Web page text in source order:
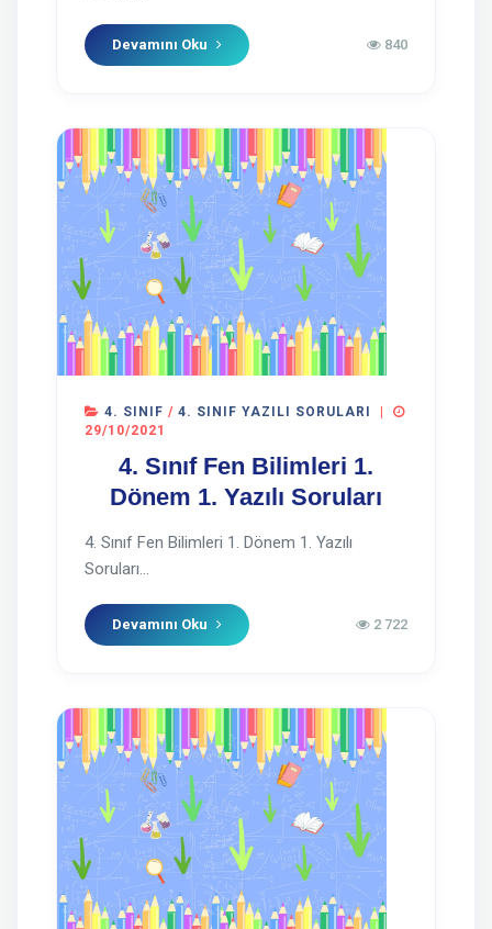
Devamını Oku 840
4. SINIF / 4. SINIF YAZILI SORULARI
29/10/2021
4. Sınıf Fen Bilimleri 1.
Dönem 1. Yazılı Soruları
4. Sınıf Fen Bilimleri 1. Dönem 1. Yazılı
Soruları...
Devamını Oku 2 722